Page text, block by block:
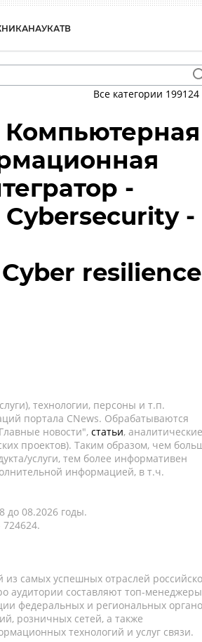
НАУКАТВ
Все категории 199124
Компьютерная
-
-
resilience
технологии, персоны и т.п.
портала CNews. Обрабатываются
новости", статьи, аналитические
проектов). Таким образом, чем
услуги, тем более информативен
информацией, в т.ч.
до 08.2026 годы.
из самых успешных отраслей
аудитории составляют топ-
федеральных и региональных
розничных сетей, а также
технологий и услуг связи.